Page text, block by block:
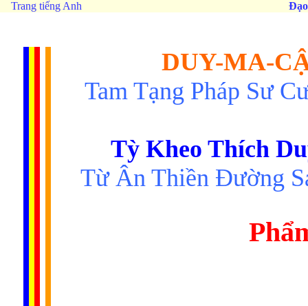
Trang tiếng Anh
DUY-MA-
Tam Tạng Pháp Sư
Tỳ Kheo Thích
Từ Ân Thiền Ðường